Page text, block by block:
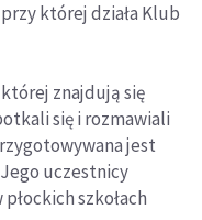
której działa Klub
znajdują się
się i rozmawiali
jest
uczestnicy
szkołach